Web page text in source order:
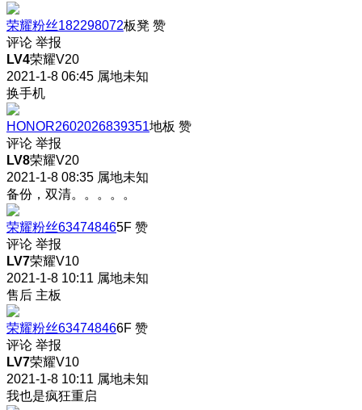
荣耀粉丝182298072板凳 赞
评论 举报
LV4荣耀V20
2021-1-8 06:45 属地未知
换手机
HONOR2602026839351地板 赞
评论 举报
LV8荣耀V20
2021-1-8 08:35 属地未知
备份，双清。。。。。
荣耀粉丝634748465F 赞
评论 举报
LV7荣耀V10
2021-1-8 10:11 属地未知
售后 主板
荣耀粉丝634748466F 赞
评论 举报
LV7荣耀V10
2021-1-8 10:11 属地未知
我也是疯狂重启